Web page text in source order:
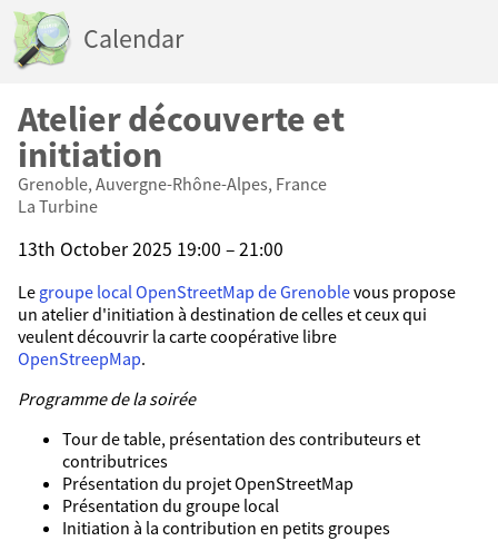
Calendar
Atelier découverte et
initiation
Grenoble, Auvergne-Rhône-Alpes, France
La Turbine
13th October 2025 19:00 – 21:00
Le groupe local OpenStreetMap de Grenoblevous propose
un atelier d'initiation à destination de celles et ceux qui
veulent découvrir la carte coopérative libre
OpenStreepMap.
Programme de la soirée
Tour de table, présentation des contributeurs et
contributrices
Présentation du projet OpenStreetMap
Présentation du groupe local
Initiation à la contribution en petits groupes